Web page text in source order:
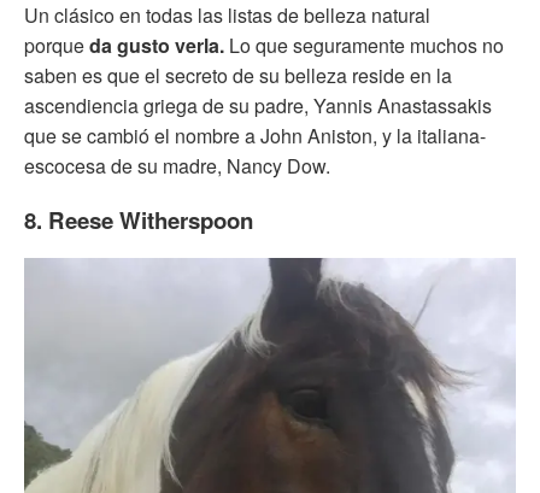
Un clásico en todas las listas de belleza natural
porqueda gusto verla. Lo que seguramente muchos no
saben es que el secreto de su belleza reside en la
ascendiencia griega de su padre, Yannis Anastassakis
que se cambió el nombre a John Aniston, y la italiana-
escocesa de su madre, Nancy Dow.
8. Reese Witherspoon